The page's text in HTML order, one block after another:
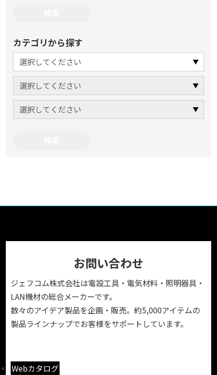
カテゴリから探す
お問い合わせ
ジェフコム株式会社は電設工具・電気材料・照明器具・
LAN機材の総合メーカーです。
数々のアイデア製品を企画・販売。約5,000アイテムの
製品ラインナップでお客様をサポートしています。
Webカタログ